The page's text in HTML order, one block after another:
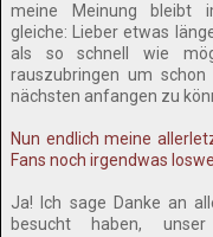
meine Meinung bleibt
gleiche: Lieber etwas
als so schnell wie
rauszubringen um
nächsten anfangen zu
Nun endlich meine
Fans noch irgendwas
Ja! Ich sage Danke an
besucht haben,